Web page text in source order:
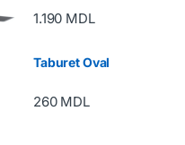
1.190 MDL
Taburet Oval
260 MDL